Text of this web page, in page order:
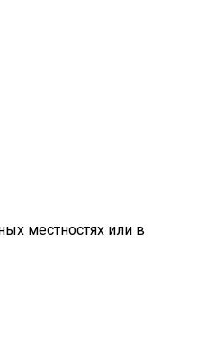
местностях или в